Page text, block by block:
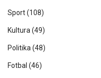
Sport(108)
Kultura (49)
Politika (48)
Fotbal (46)